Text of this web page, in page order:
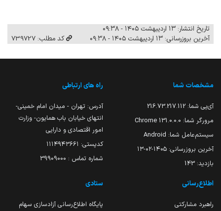
تاریخ انتشار: ۱۳ اردیبهشت ۱۴۰۵ - ۰۹:۳۸
آخرین بروزرسانی: ۱۳ اردیبهشت ۱۴۰۵ - ۰۹:۳۸
کد مطلب: 739727
مشخصات شما
آی‌پی شما: 216.73.217.112
مرورگر شما: 131.0.0.0 Chrome
سیستم‌عامل شما: Android
آخرین بروزرسانی: ۱۴۰۵-۰۲-۱۳
بازدید: 143
راه های ارتباطی
آدرس: تهران - میدان امام خمینی-
انتهای خیابان باب همایون- وزارت
امور اقتصادی و دارایی
کدپستی: ۱۱۱۴۹۴۳۶۶۱
شماره تماس : 39909000
اطلاع‌رسانی
راهبرد مشارکتی
ستادی
پایگاه اطلاع‌رسانی آزادسازی سهام